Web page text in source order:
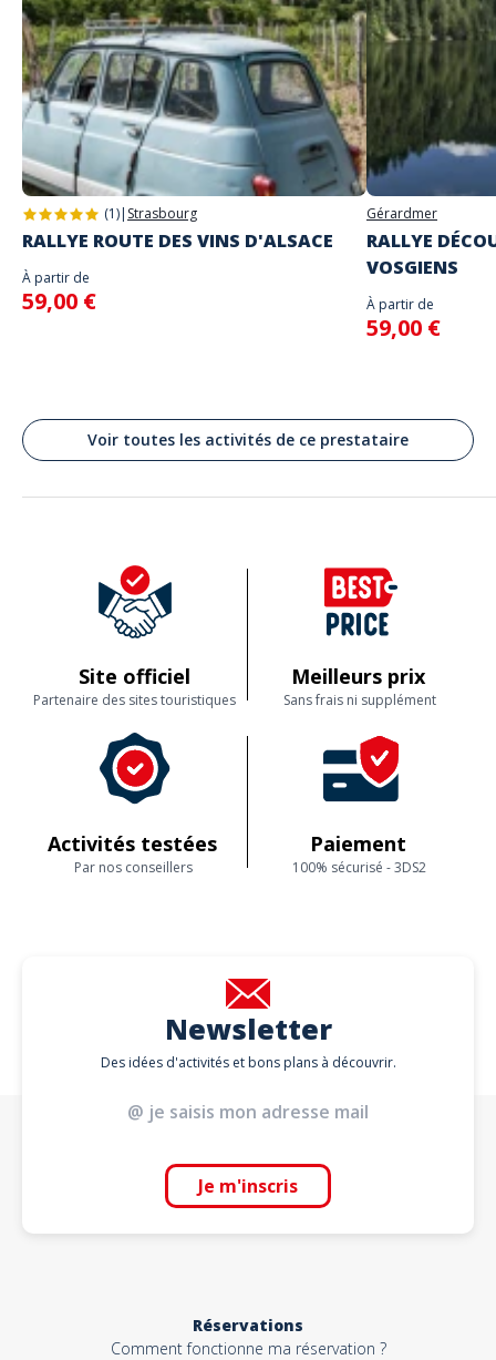
Adresse
Place Gambetta, Amiens, France
(1)| Strasbourg
RALLYE ROUTE DES VINS D'ALSACE
À partir de
59,00 €
Gérardmer
RALLYE
VOSGIENS
À partir de
59,00 €
Voir toutes les activités de ce prestataire
Site officiel
Partenaire des sites touristiques
Meilleurs prix
Sans frais ni supplément
Activités testées
Par nos conseillers
Paiement
100% sécurisé - 3DS2
Newsletter
Des idées d'activités et bons plans à découvrir.
Je m'inscris
Réservations
Comment fonctionne ma réservation ?